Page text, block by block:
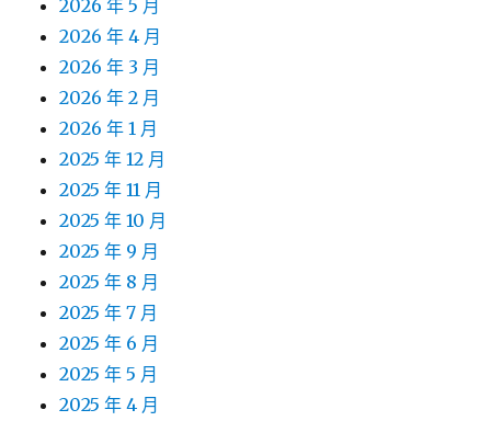
2026 年 5 月
2026 年 4 月
2026 年 3 月
2026 年 2 月
2026 年 1 月
2025 年 12 月
2025 年 11 月
2025 年 10 月
2025 年 9 月
2025 年 8 月
2025 年 7 月
2025 年 6 月
2025 年 5 月
2025 年 4 月